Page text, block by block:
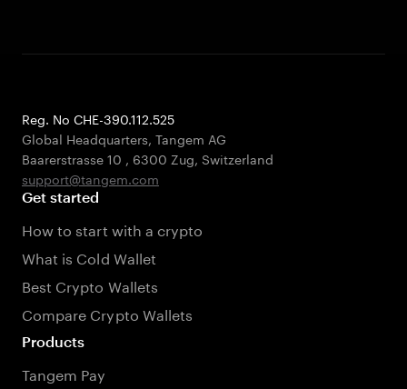
Reg. No CHE-390.112.525
Global Headquarters, Tangem AG
Baarerstrasse 10 , 6300 Zug, Switzerland
support@tangem.com
Get started
How to start with a crypto
What is Cold Wallet
Best Crypto Wallets
Compare Crypto Wallets
Products
Tangem Pay